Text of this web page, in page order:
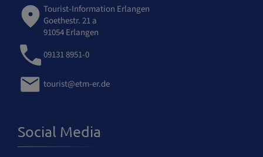
Tourist-Information Erlangen
Goethestr. 21 a
91054 Erlangen
09131 8951-0
tourist@etm-er.de
Social Media